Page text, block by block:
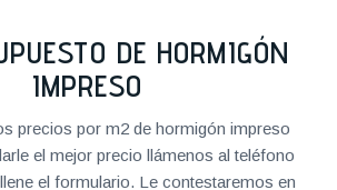
DE HORMIGÓN
IMPRESO
precios por m2 de hormigón impreso
el mejor precio llámenos al teléfono
el formulario. Le contestaremos en